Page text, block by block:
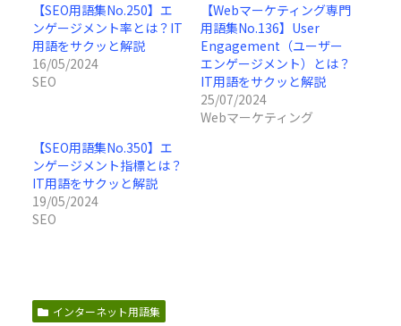
【SEO用語集No.250】エ
ンゲージメント率とは？IT
用語をサクッと解説
16/05/2024
SEO
【Webマーケティング専門
用語集No.136】User
Engagement（ユーザー
エンゲージメント）とは？
IT用語をサクッと解説
25/07/2024
Webマーケティング
【SEO用語集No.350】エ
ンゲージメント指標とは？
IT用語をサクッと解説
19/05/2024
SEO
インターネット用語集